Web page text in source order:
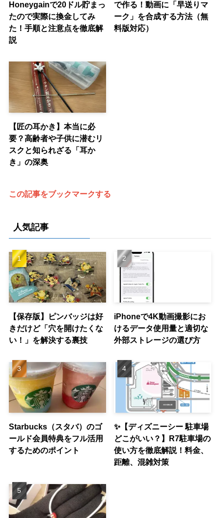
Honeygainで20ドル貯まっ
たので実際に換金してみ
た！手順と注意点を徹底解
説
で作る！動画に「早送りマ
ーク」を合成する方法（無
料版対応）
【匠の耳かき】本当に必
要？高齢者や子供に潜むリ
スクと知られざる「耳か
き」の深奥
この記事をブックマークする
人気記事
【保存版】ピンバッジは好
きだけど「穴を開けたくな
い！」を解決する裏技
iPhoneで4K動画撮影にお
けるデータ使用量と適切な
外部ストレージの選び方
Starbucks（スタバ）のゴ
ールド会員特典をフル活用
するためのポイント
✨【ディズニーシー 駐車場
どこがいい？】R7駐車場の
使い方を徹底解説！料金、
距離、混雑対策